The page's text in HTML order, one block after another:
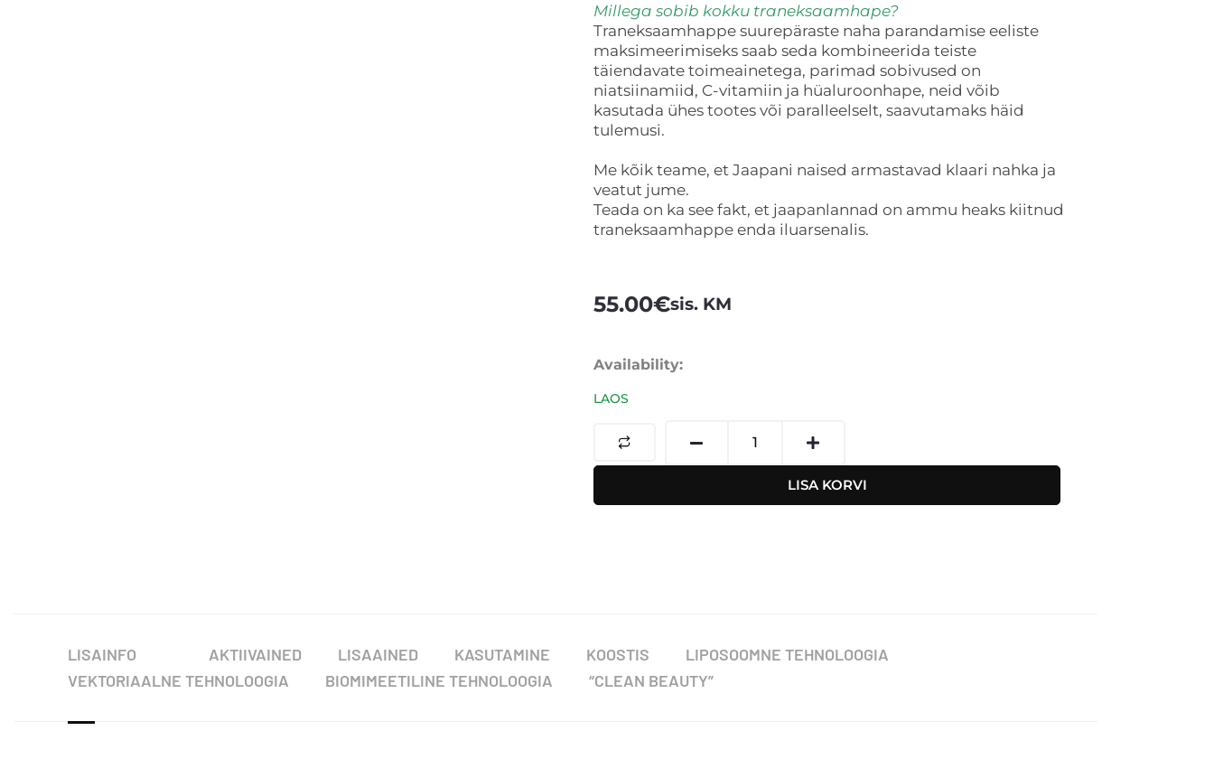
Millega sobib kokku traneksaamhape?
Traneksaamhappe suurepäraste naha parandamise eeliste
maksimeerimiseks saab seda kombineerida teiste
täiendavate toimeainetega, parimad sobivused on
niatsiinamiid, C-vitamiin ja hüaluroonhape, neid võib
kasutada ühes tootes või paralleelselt, saavutamaks häid
tulemusi.
Me kõik teame, et Jaapani naised armastavad klaari nahka ja
veatut jume.
Teada on ka see fakt, et jaapanlannad on ammu heaks kiitnud
traneksaamhappe enda iluarsenalis.
55.00€sis. KM
Availability:
LAOS
Traneksaamhappe
LISA KORVI
LISAINFO AKTIIVAINED LISAAINED KASUTAMINE KOOSTIS
LIPOSOOMNE TEHNOLOOGIA
VEKTORIAALNE TEHNOLOOGIA
BIOMIMEETILINE TEHNOLOOGIA “CLEAN BEAUTY”